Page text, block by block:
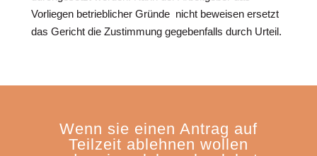
Vorliegen betrieblicher Gründe nicht beweisen ersetzt
das Gericht die Zustimmung gegebenfalls durch Urteil.
Wenn sie einen Antrag auf
Teilzeit ablehnen wollen